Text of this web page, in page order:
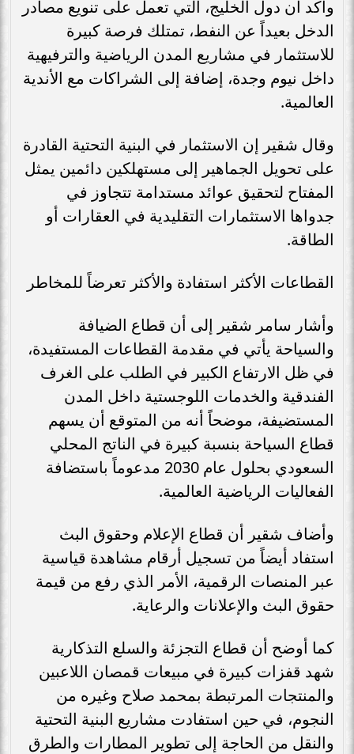
وأكد أن دول الخليج، التي تعمل على تنويع مصادر
الدخل بعيداً عن النفط، تمتلك فرصة كبيرة
للاستثمار في مشاريع المدن الرياضية والترفيهية
داخل نيوم وجدة، إضافة إلى الشراكات مع الأندية
العالمية.
وقال شقير إن الاستثمار في البنية التحتية القادرة
على تحويل الجماهير إلى مستهلكين دائمين يمثل
المفتاح لتحقيق عوائد مستدامة تتجاوز في
جدواها الاستثمارات التقليدية في العقارات أو
الطاقة.
القطاعات الأكثر استفادة والأكثر تعرضاً للمخاطر
وأشار سامر شقير إلى أن قطاع الضيافة
والسياحة يأتي في مقدمة القطاعات المستفيدة،
في ظل الارتفاع الكبير في الطلب على الغرف
الفندقية والخدمات اللوجستية داخل المدن
المستضيفة، موضحاً أنه من المتوقع أن يسهم
قطاع السياحة بنسبة كبيرة في الناتج المحلي
السعودي بحلول عام 2030 مدعوماً باستضافة
الفعاليات الرياضية العالمية.
وأضاف شقير أن قطاع الإعلام وحقوق البث
استفاد أيضاً من تسجيل أرقام مشاهدة قياسية
عبر المنصات الرقمية، الأمر الذي رفع من قيمة
حقوق البث والإعلانات والرعاية.
كما أوضح أن قطاع التجزئة والسلع التذكارية
شهد قفزات كبيرة في مبيعات قمصان اللاعبين
والمنتجات المرتبطة بمحمد صلاح وغيره من
النجوم، في حين استفادت مشاريع البنية التحتية
والنقل من الحاجة إلى تطوير المطارات والطرق